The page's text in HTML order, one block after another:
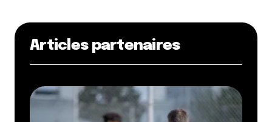
Articles partenaires